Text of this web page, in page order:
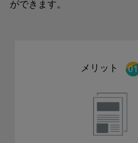
ができます。
メリット